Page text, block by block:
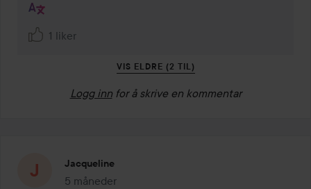
1 liker
VIS ELDRE (2 TIL)
Logg inn for å skrive en kommentar
Jacqueline
5 måneder
Innlegget ble opprettet 5 måneder